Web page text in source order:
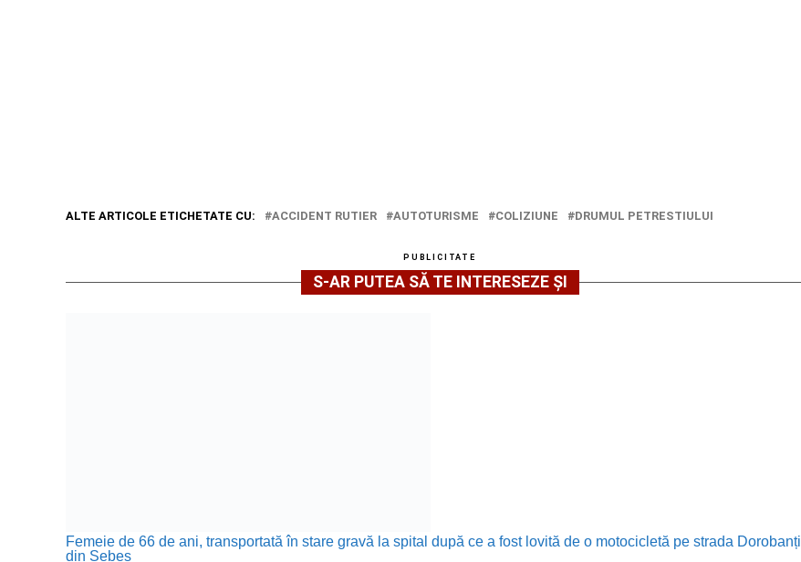
ALTE ARTICOLE ETICHETATE CU: ACCIDENT RUTIER AUTOTURISME COLIZIUNE DRUMUL PETRESTIULUI
PUBLICITATE
S-AR PUTEA SĂ TE INTERESEZE ȘI
Femeie de 66 de ani, transportată în stare gravă la spital după ce a fost lovită de o motocicletă pe strada Dorobanți
din Sebeș